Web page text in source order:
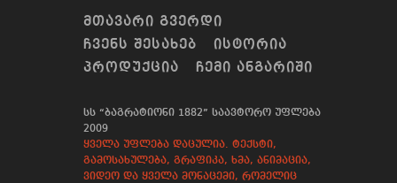
ᲛᲗᲐᲕᲐᲠᲘ ᲒᲕᲔᲠᲓᲘ
ᲩᲕᲔᲜᲡ ᲨᲔᲡᲐᲮᲔᲑ
ᲘᲡᲢᲝᲠᲘᲐ
ᲞᲠᲝᲓᲣᲥᲪᲘᲐ
ᲩᲔᲛᲘ ᲐᲜᲒᲐᲠᲘᲨᲘ
სს “ბაგრატიონი 1882” საავტორო უფლება
2009
ყველა უფლება დაცულია. ტექსტი,
გამოსახულება, გრაფიკა, ხმა, ანიმაცია,
ვიდეო და ყველა მონაცემი, რომელიც